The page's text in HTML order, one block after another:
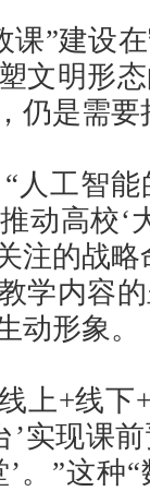
课”建设
文明形
仍是需
人工智
动高校‘
注的战
学内容
动形象。
上+线下
’实现课
。”这种